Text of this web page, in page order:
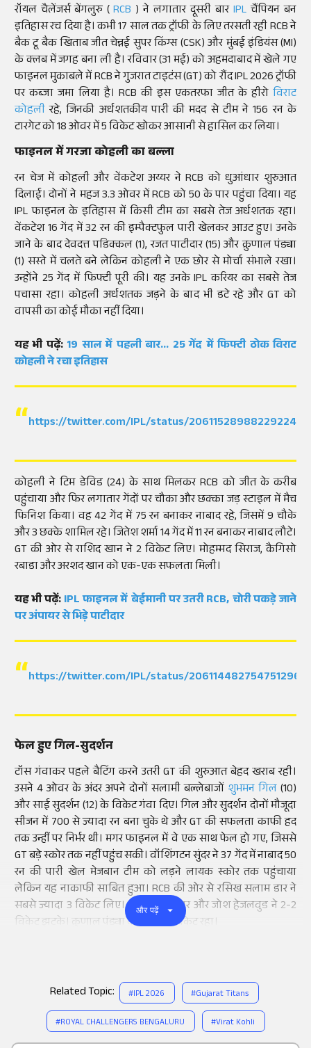
Add as a
रॉयल चैलेंजर्स बेंगलुरु (RCB ) ने लगातार दूसरी बारIPL चैंपियन बन
इतिहास रच दिया है। कभी 17 साल तक ट्रॉफी के लिए तरसती रही RCB ने
बैक टू बैक खिताब जीत चेन्नई सुपर किंग्स (CSK) और मुंबई इंडियंस (MI)
के क्लब में जगह बना ली है। रविवार (31 मई) को अहमदाबाद में खेले गए
फाइनल मुकाबले में RCB ने गुजरात टाइटंस (GT) को रौंद IPL 2026 ट्रॉफी
पर कब्जा जमा लिया है। RCB की इस एकतरफा जीत के हीरो विराट
कोहलीरहे, जिनकी अर्धशतकीय पारी की मदद से टीम ने 156 रन के
टारगेट को 18 ओवर में 5 विकेट खोकर आसानी से हासिल कर लिया।
फाइनल में गरजा कोहली का बल्ला
रन चेज में कोहली और वेंकटेश अय्यर ने RCB को धुआंधार शुरुआत
दिलाई। दोनों ने महज 3.3 ओवर में RCB को 50 के पार पहुंचा दिया। यह
IPL फाइनल के इतिहास में किसी टीम का सबसे तेज अर्धशतक रहा।
वेंकटेश 16 गेंद में 32 रन की इम्पैक्टफुल पारी खेलकर आउट हुए। उनके
जाने के बाद देवदत्त पडिक्कल (1), रजत पाटीदार (15) और क्रुणाल पंड्या
(1) सस्ते में चलते बने लेकिन कोहली ने एक छोर से मोर्चा संभाले रखा।
उन्होंने 25 गेंद में फिफ्टी पूरी की। यह उनके IPL करियर का सबसे तेज
पचासा रहा। कोहली अर्धशतक जड़ने के बाद भी डटे रहे और GT को
वापसी का कोई मौका नहीं दिया।
यह भी पढ़ें: 19 साल में पहली बार... 25 गेंद में फिफ्टी ठोक विराट
कोहली ने रचा इतिहास
https://twitter.com/IPL/status/2061152898822922438
कोहली ने टिम डेविड (24) के साथ मिलकर RCB को जीत के करीब
पहुंचाया और फिर लगातार गेंदों पर चौका और छक्का जड़ स्टाइल में मैच
फिनिश किया। वह 42 गेंद में 75 रन बनाकर नाबाद रहे, जिसमें 9 चौके
और 3 छक्के शामिल रहे। जितेश शर्मा 14 गेंद में 11 रन बनाकर नाबाद लौटे।
GT की ओर से राशिद खान ने 2 विकेट लिए। मोहम्मद सिराज, कैगिसो
रबाडा और अरशद खान को एक-एक सफलता मिली।
यह भी पढ़ें:IPL फाइनल में बेईमानी पर उतरी RCB, चोरी पकड़े जाने
पर अंपायर से भिड़े पाटीदार
https://twitter.com/IPL/status/2061144827547512961
फेल हुए गिल-सुदर्शन
टॉस गंवाकर पहले बैटिंग करने उतरी GT की शुरुआत बेहद खराब रही।
उसने 4 ओवर के अंदर अपने दोनों सलामी बल्लेबाजों शुभमन गिल(10)
और साई सुदर्शन (12) के विकेट गंवा दिए। गिल और सुदर्शन दोनों मौजूदा
सीजन में 700 से ज्यादा रन बना चुके थे और GT की सफलता काफी हद
तक उन्हीं पर निर्भर थी। मगर फाइनल में वे एक साथ फेल हो गए, जिससे
GT बड़े स्कोर तक नहीं पहुंच सकी। वॉशिंगटन सुंदर ने 37 गेंद में नाबाद 50
रन की पारी खेल मेजबान टीम को लड़ने लायक स्कोर तक पहुंचाया
लेकिन यह नाकाफी साबित हुआ। RCB की ओर से रसिख सलाम डार ने
सबसे ज्यादा 3 विकेट लिए। भुवनेश्वर कुमार और जोश हेजलवुड ने 2-2
विकेट झटके। क्रुणाल पंड्या के खाते में 1 विकेट रहा।
और पढ़ें
Related Topic: #IPL 2026 #Gujarat Titans
#ROYAL CHALLENGERS BENGALURU #Virat Kohli